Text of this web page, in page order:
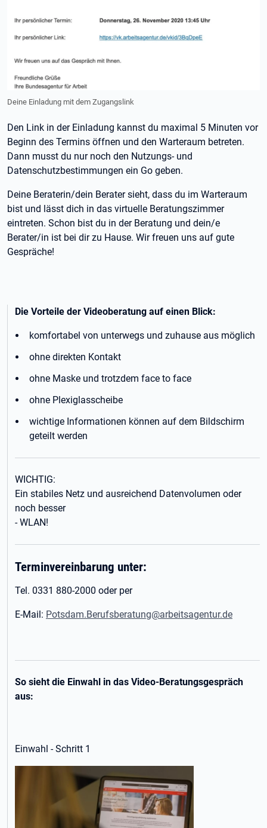
Deine Einladung mit dem Zugangslink
Den Link in der Einladung kannst du maximal 5 Minuten vor
Beginn des Termins öffnen und den Warteraum betreten.
Dann musst du nur noch den Nutzungs- und
Datenschutzbestimmungen ein Go geben.
Deine Beraterin/dein Berater sieht, dass du im Warteraum
bist und lässt dich in das virtuelle Beratungszimmer
eintreten. Schon bist du in der Beratung und dein/e
Berater/in ist bei dir zu Hause. Wir freuen uns auf gute
Gespräche!
Die Vorteile der Videoberatung auf einen Blick:
komfortabel von unterwegs und zuhause aus möglich
ohne direkten Kontakt
ohne Maske und trotzdem face to face
ohne Plexiglasscheibe
wichtige Informationen können auf dem Bildschirm
geteilt werden
WICHTIG:
Ein stabiles Netz und ausreichend Datenvolumen oder
noch besser
- WLAN!
Terminvereinbarung unter:
Tel. 0331 880-2000 oder per
E-Mail: Potsdam.Berufsberatung@arbeitsagentur.de
So sieht die Einwahl in das Video-Beratungsgespräch
aus:
Einwahl - Schritt 1